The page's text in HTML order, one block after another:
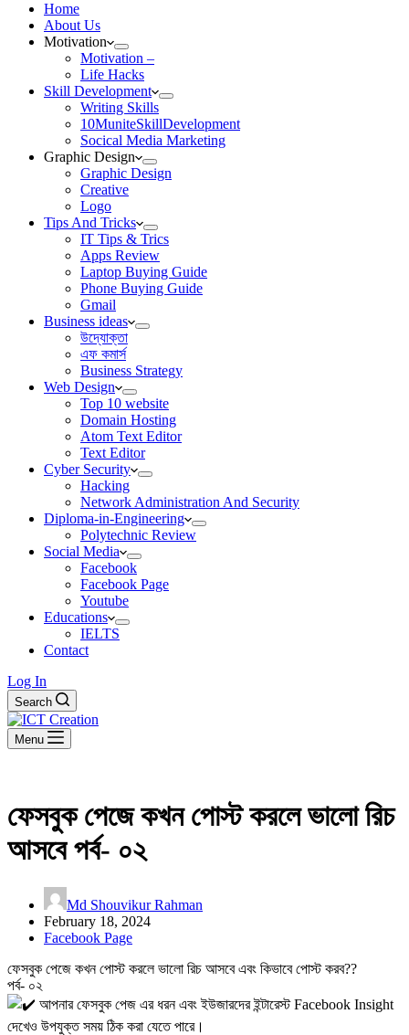
Home
About Us
Motivation
Motivation –
Life Hacks
Skill Development
Writing Skills
10MuniteSkillDevelopment
Socical Media Marketing
Graphic Design
Graphic Design
Creative
Logo
Tips And Tricks
IT Tips & Trics
Apps Review
Laptop Buying Guide
Phone Buying Guide
Gmail
Business ideas
উদ্যোক্তা
এফ কমার্স
Business Strategy
Web Design
Top 10 website
Domain Hosting
Atom Text Editor
Text Editor
Cyber Security
Hacking
Network Administration And Security
Diploma-in-Engineering
Polytechnic Review
Social Media
Facebook
Facebook Page
Youtube
Educations
IELTS
Contact
Log In
Search
Menu
ফেসবুক পেজে কখন পোস্ট করলে ভালো রিচ
আসবে পর্ব- ০২
Md Shouvikur Rahman
February 18, 2024
Facebook Page
ফেসবুক পেজে কখন পোস্ট করলে ভালো রিচ আসবে এবং কিভাবে পোস্ট করব??
পর্ব- ০২
আপনার ফেসবুক পেজ এর ধরন এবং ইউজারদের ইন্টারেস্ট Facebook Insight
দেখেও উপযুক্ত সময় ঠিক করা যেতে পারে।